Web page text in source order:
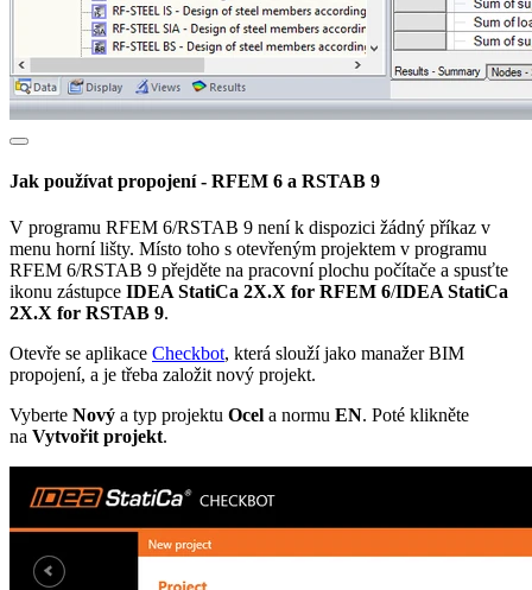
Jak používat propojení - RFEM 6 a RSTAB 9
V programu RFEM 6/RSTAB 9 není k dispozici žádný příkaz v
menu horní lišty. Místo toho s otevřeným projektem v programu
RFEM 6/RSTAB 9 přejděte na pracovní plochu počítače a spusťte
ikonu zástupce IDEA StatiCa 2X.X for RFEM 6/IDEA StatiCa
2X.X for RSTAB 9.
Otevře se aplikace Checkbot, která slouží jako manažer BIM
propojení, a je třeba založit nový projekt.
Vyberte Nový a typ projektu Ocel a normu EN. Poté klikněte
na Vytvořit projekt.